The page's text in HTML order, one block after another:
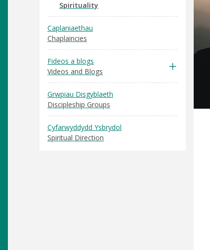
Spirituality
Caplaniaethau
Chaplaincies
Fideos a blogs
Videos and Blogs
Grwpiau Disgyblaeth
Discipleship Groups
Cyfarwyddydd Ysbrydol
Spiritual Direction